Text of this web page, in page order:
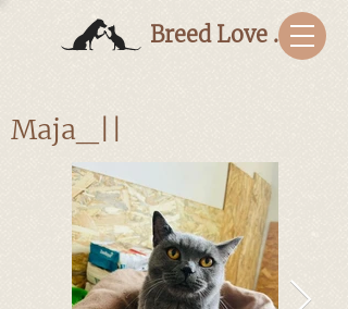
Breed Love Bulgaria
Maja_||